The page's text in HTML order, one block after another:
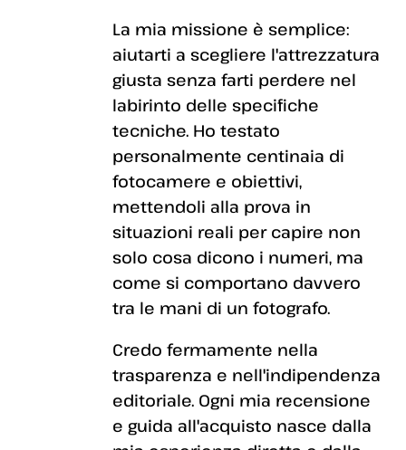
La mia missione è semplice:
aiutarti a scegliere l'attrezzatura
giusta senza farti perdere nel
labirinto delle specifiche
tecniche. Ho testato
personalmente centinaia di
fotocamere e obiettivi,
mettendoli alla prova in
situazioni reali per capire non
solo cosa dicono i numeri, ma
come si comportano davvero
tra le mani di un fotografo.
Credo fermamente nella
trasparenza e nell'indipendenza
editoriale. Ogni mia recensione
e guida all'acquisto nasce dalla